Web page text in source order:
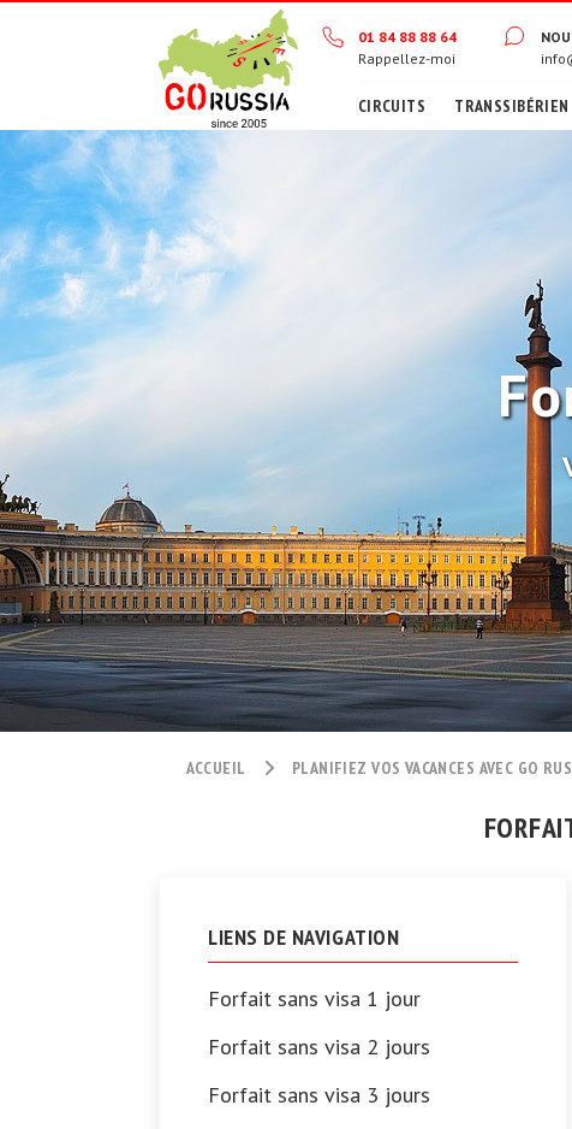
01 84 88 88 64
Rappellez-moi
CIRCUITS TRANSSIBÉRIEN
ACCUEIL PLANIFIEZ VOS VACANCES AVEC GO
LIENS DE NAVIGATION
Forfait sans visa 1 jour
Forfait sans visa 2 jours
Forfait sans visa 3 jours